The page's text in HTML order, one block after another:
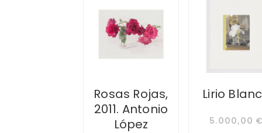
Rosas Rojas,
2011. Antonio
López
Lirio
5.000,00